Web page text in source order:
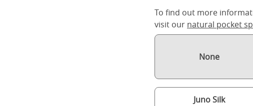
To find out more
visit our natural pocket
None
Juno Silk